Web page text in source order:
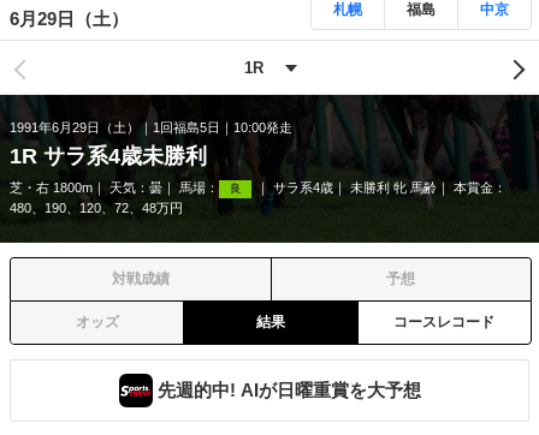
6月29日（土） 札幌 福島 中京
1991年6月29日（土） 1回福島5日 10:00発走
1R サラ系4歳未勝利
芝・右 1800m 天気： 曇 馬場： 良 サラ系4歳 未勝利 牝 馬齢
本賞金：
480、190、120、72、48万円
対戦成績 予想
オッズ 結果 コースレコード
先週的中! AIが日曜重賞を大予想